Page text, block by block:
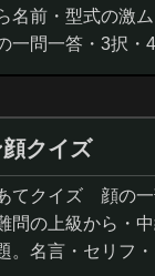
前・型式の激ム
一問一答・3択・4
クイズ
てクイズ 顔の
の上級から・中
。名言・セリフ